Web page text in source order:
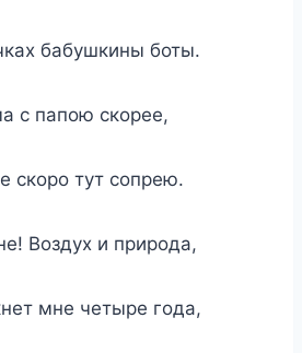
бабушкины боты.
с папою скорее,
скоро тут сопрею.
Воздух и природа,
мне четыре года,